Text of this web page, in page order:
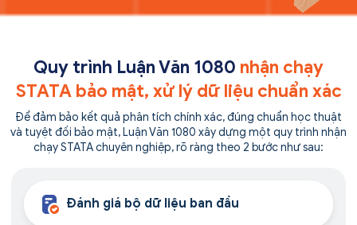
Quy trình Luận Văn 1080 nhận chạy
STATA bảo mật, xử lý dữ liệu chuẩn xác
Để đảm bảo kết quả phân tích chính xác, đúng chuẩn học thuật
và tuyệt đối bảo mật, Luận Văn 1080 xây dựng một quy trình nhận
chạy STATA chuyên nghiệp, rõ ràng theo 2 bước như sau:
Đánh giá bộ dữ liệu ban đầu